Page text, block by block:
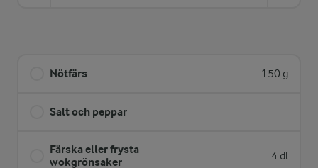
Nötfärs 150 g
Salt och peppar
Färska eller frysta
wokgrönsaker
4 dl